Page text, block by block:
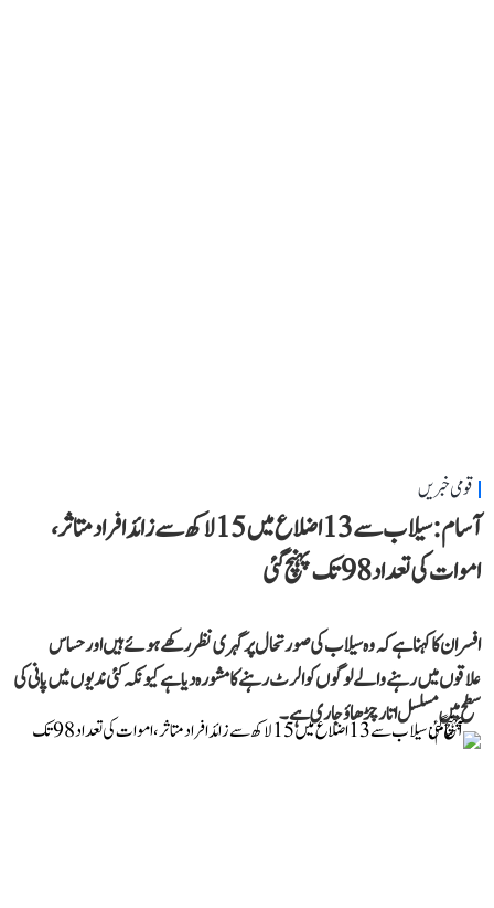
قومی خبریں
آسام: سیلاب سے 13 اضلاع میں 15 لاکھ سے زائد افراد متاثر،
اموات کی تعداد 98 تک پہنچ گئی
افسران کا کہنا ہے کہ وہ سیلاب کی صورتحال پر گہری نظر رکھے ہوئے ہیں اور حساس
علاقوں میں رہنے والے لوگوں کو الرٹ رہنے کا مشورہ دیا ہے کیونکہ کئی ندیوں میں پانی کی
سطح میں مسلسل اتار چڑھاؤ جاری ہے۔